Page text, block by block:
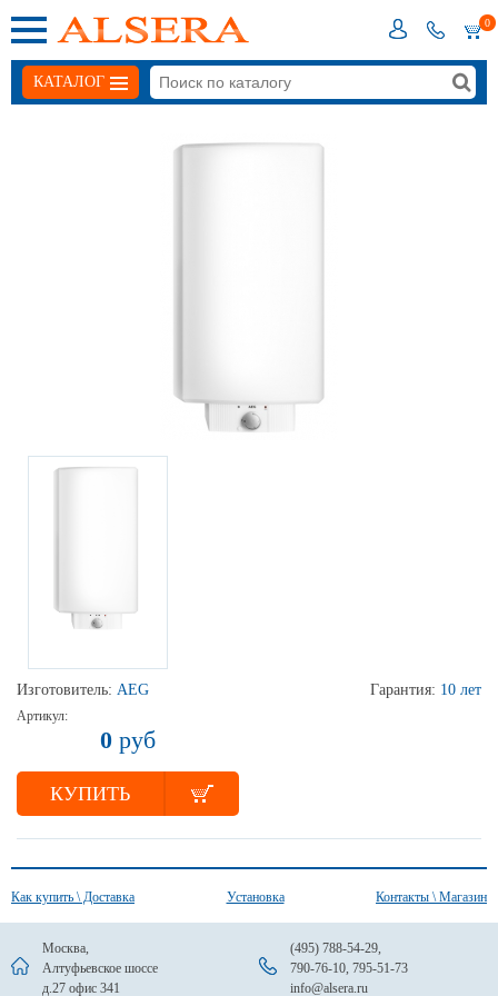
0
КАТАЛОГ
Изготовитель: AEG Гарантия: 10 лет
Артикул:
0 руб
КУПИТЬ
Как купить \ Доставка Установка Контакты \ Магазин
Москва,
Алтуфьевское шоссе
д.27 офис 341
(495) 788-54-29,
790-76-10, 795-51-73
info@alsera.ru